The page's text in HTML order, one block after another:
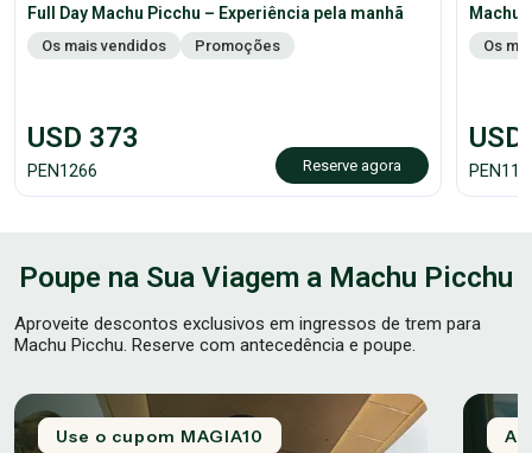
Full Day Machu Picchu – Experiência pela manhã
Os mais vendidos Promoções
USD 373
PEN1266 Reserve agora
Machu
Os
USD
PEN
Poupe na Sua Viagem a Machu Picchu
Aproveite descontos exclusivos em ingressos de trem para
Machu Picchu. Reserve com antecedência e poupe.
Use o cupom MAGIA10